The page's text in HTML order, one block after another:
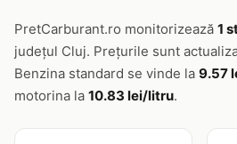
PretCarburant.ro monitorizează 1
județul Cluj. Prețurile sunt
Benzina standard se vinde la 9.57
motorina la 10.83 lei/litru.